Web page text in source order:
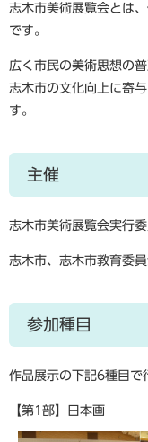
志木市美術展覧会とは
です。
広く市民の美術思想の
志木市の文化向上に寄
す。
主催
志木市美術展覧会実行
志木市、志木市教育委
参加種目
作品展示の下記6種目で
【第1部】日本画